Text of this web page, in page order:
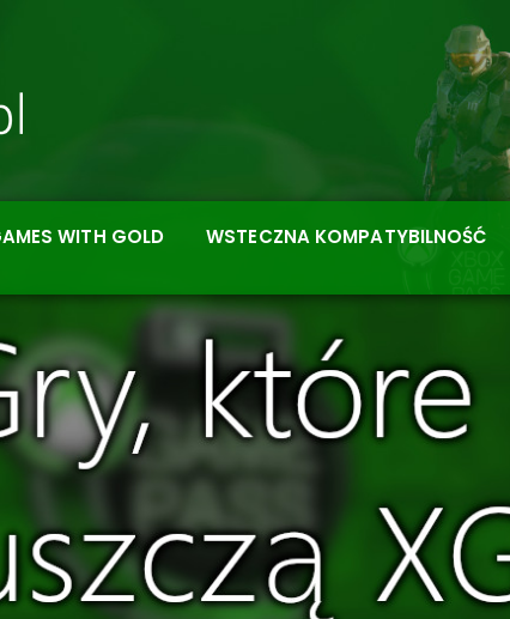
WITH GOLD
WSTECZNA KOMPATYBILNOŚĆ